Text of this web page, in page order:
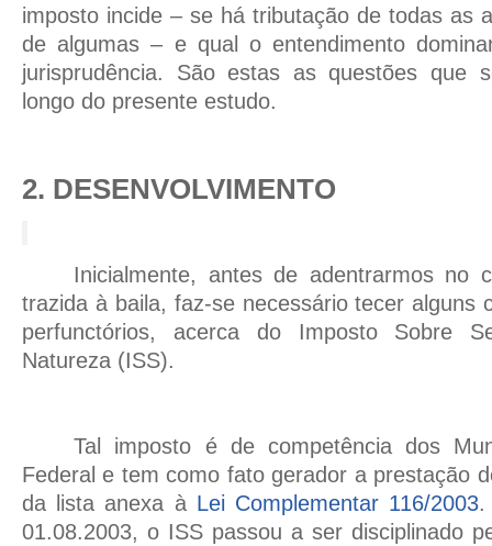
imposto incide – se há tributação de todas as
de algumas – e qual o entendimento
jurisprudência. São estas as questões que
longo do presente estudo.
2. DESENVOLVIMENTO
Inicialmente, antes de adentrarmos no
trazida à baila, faz-se necessário tecer alguns
perfunctórios, acerca do Imposto Sobre
Natureza (ISS).
Tal imposto é de competência dos
Federal e tem como fato gerador a prestação
da lista anexa à Lei Complementar 116/2003.
01.08.2003, o ISS passou a ser disciplinado